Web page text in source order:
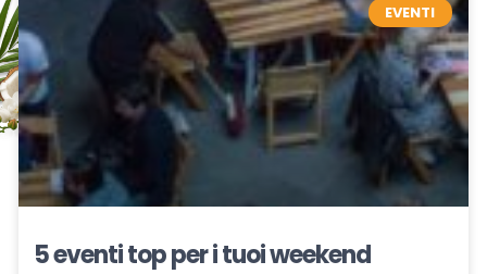
EVENTI
5 eventi top per i tuoi weekend